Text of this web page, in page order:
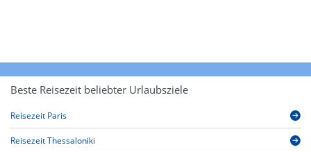
Beste Reisezeit beliebter Urlaubsziele
Reisezeit Paris
Reisezeit Thessaloniki